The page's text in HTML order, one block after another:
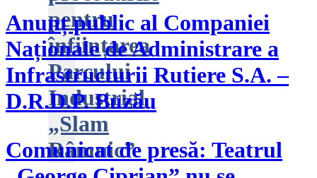
pentru
înființarea
Parcului
Industrial
„Slam
Râmnic”
Anunț public al Companiei
Naționale de Administrare a
Infrastructurii Rutiere S.A. –
D.R.D.P. Buzău
Comunicat de presă: Teatrul